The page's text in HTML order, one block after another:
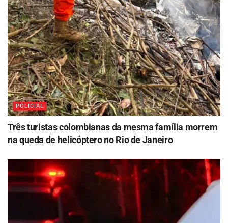
POLICIAL
Três turistas colombianas da mesma família morrem
na queda de helicóptero no Rio de Janeiro